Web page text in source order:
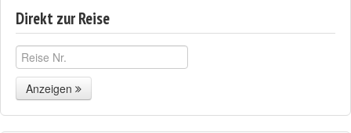
Direkt zur Reise
Anzeigen